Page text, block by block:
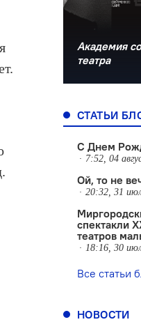
Академия
театра
СТАТЬИ
С Днем
7:52, 04
Ой, то не
20:32, 31
спектакли
театров
18:16, 30
Все статьи
НОВОСТИ